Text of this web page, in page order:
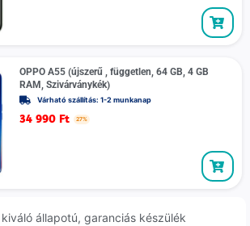
OPPO A55 (újszerű , független, 64 GB, 4 GB
RAM, Szivárványkék)
Várható szállítás: 1-2 munkanap
34 990 Ft 27%
állapotú, garanciás készülék